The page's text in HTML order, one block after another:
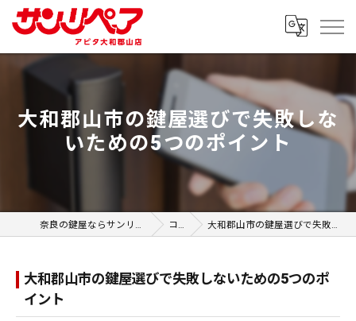
大和郡山市の鍵屋選びで失敗しな
いための5つのポイント
奈良の鍵屋ならサンリペア アピタ大和郡山店 コラム 大和郡山市の鍵屋選びで失敗しないための5つのポイント
大和郡山市の鍵屋選びで失敗しないための5つのポ
イント